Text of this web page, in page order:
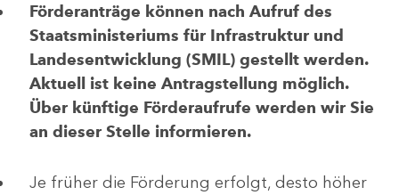
Förderanträge können nach Aufruf des
Staatsministeriums für Infrastruktur und
Landesentwicklung (SMIL) gestellt werden.
Aktuell ist keine Antragstellung möglich.
Über künftige Förderaufrufe werden wir Sie
an dieser Stelle informieren.
Je früher die Förderung erfolgt, desto höher